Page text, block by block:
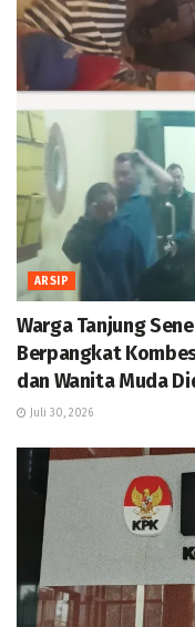
ARSIP
Warga Tanjung
Berpangkat
dan Wanita Muda
Juli 30, 2026